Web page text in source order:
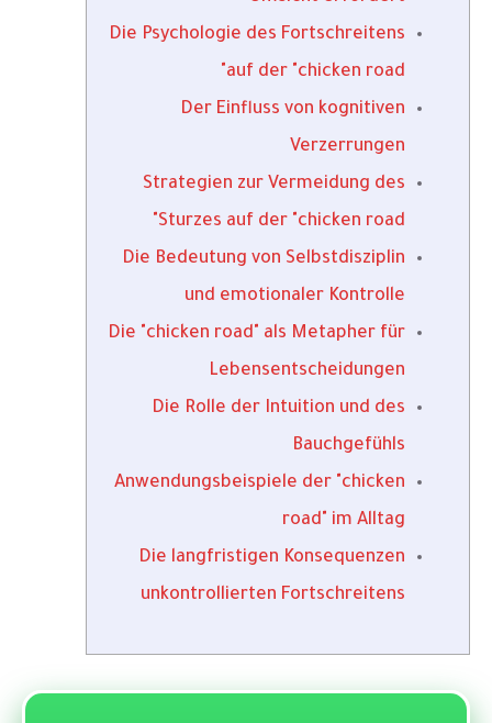
Die Psychologie des Fortschreitens
auf der "chicken road"
Der Einfluss von kognitiven
Verzerrungen
Strategien zur Vermeidung des
Sturzes auf der "chicken road"
Die Bedeutung von Selbstdisziplin
und emotionaler Kontrolle
Die "chicken road" als Metapher für
Lebensentscheidungen
Die Rolle der Intuition und des
Bauchgefühls
Anwendungsbeispiele der "chicken
road" im Alltag
Die langfristigen Konsequenzen
unkontrollierten Fortschreitens